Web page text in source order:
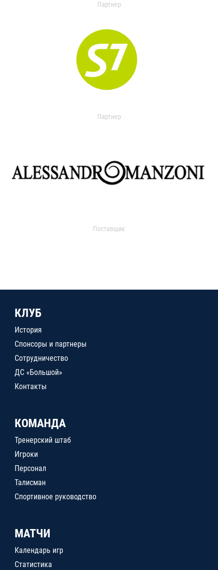
Партнер
Партнер
Поставщик
КЛУБ
История
Спонсоры и партнеры
Сотрудничество
ДС «Большой»
Контакты
КОМАНДА
Тренерский штаб
Игроки
Персонал
Талисман
Спортивное руководство
МАТЧИ
Календарь игр
Статистика